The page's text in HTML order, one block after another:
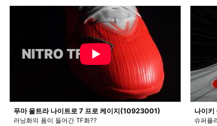
푸마 울트라 나이트로 7 프로 케이지(10923001)
러닝화의 폼이 들어간 TF화??
나이
슈퍼플